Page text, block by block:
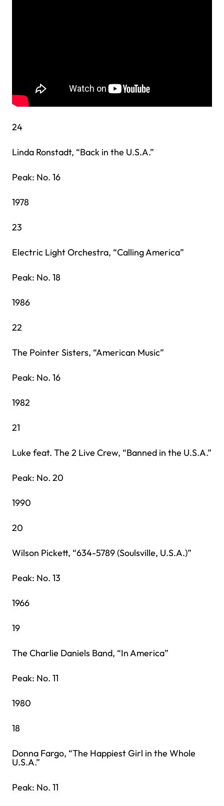
24
Linda Ronstadt, “Back in the U.S.A.”
Peak: No. 16
1978
23
Electric Light Orchestra, “Calling America”
Peak: No. 18
1986
22
The Pointer Sisters, “American Music”
Peak: No. 16
1982
21
Luke feat. The 2 Live Crew, “Banned in the U.S.A.”
Peak: No. 20
1990
20
Wilson Pickett, “634-5789 (Soulsville, U.S.A.)”
Peak: No. 13
1966
19
The Charlie Daniels Band, “In America”
Peak: No. 11
1980
18
Donna Fargo, “The Happiest Girl in the Whole
U.S.A.”
Peak: No. 11